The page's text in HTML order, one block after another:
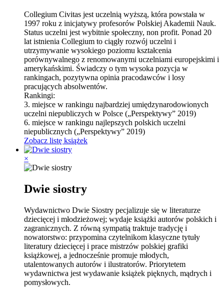
Collegium Civitas jest uczelnią wyższą, która powstała w
1997 roku z inicjatywy profesorów Polskiej Akademii Nauk.
Status uczelni jest wybitnie społeczny, non profit. Ponad 20
lat istnienia Collegium to ciągły rozwój uczelni i
utrzymywanie wysokiego poziomu kształcenia
porównywalnego z renomowanymi uczelniami europejskimi i
amerykańskimi. Świadczy o tym wysoka pozycja w
rankingach, pozytywna opinia pracodawców i losy
pracujących absolwentów.
Rankingi:
3. miejsce w rankingu najbardziej umiędzynarodowionych
uczelni niepubliczych w Polsce („Perspektywy” 2019)
6. miejsce w rankingu najlepszych polskich uczelni
niepublicznych („Perspektywy” 2019)
Zobacz listę książek
×
Dwie siostry
Wydawnictwo Dwie Siostry pecjalizuje się w literaturze
dziecięcej i młodzieżowej; wydaje książki autorów polskich i
zagranicznych. Z równą sympatią traktuje tradycję i
nowatorstwo: przypomina czytelnikom klasyczne tytuły
literatury dziecięcej i prace mistrzów polskiej grafiki
książkowej, a jednocześnie promuje młodych,
utalentowanych autorów i ilustratorów. Priorytetem
wydawnictwa jest wydawanie książek pięknych, mądrych i
pomysłowych.